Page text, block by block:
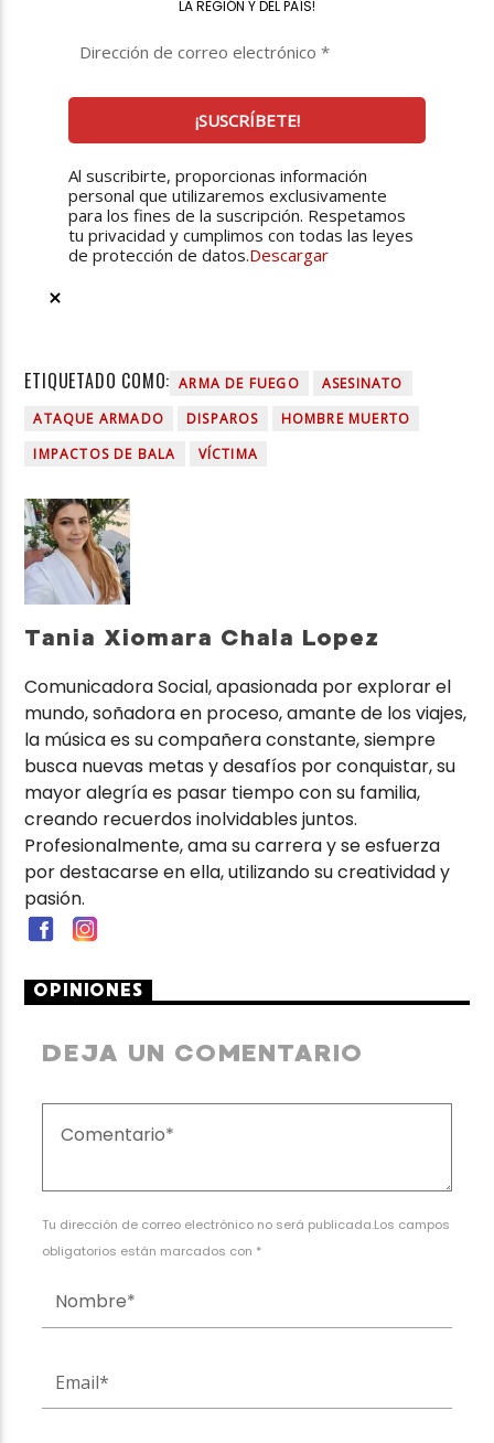
LA REGIÓN Y DEL PAÍS!
Al suscribirte, proporcionas información
personal que utilizaremos exclusivamente
para los fines de la suscripción. Respetamos
tu privacidad y cumplimos con todas las leyes
de protección de datos.Descargar
ETIQUETADO COMO: ARMA DE FUEGO
ASESINATO
ATAQUE ARMADO
DISPAROS
HOMBRE MUERTO
IMPACTOS DE BALA
VÍCTIMA
Tania Xiomara Chala Lopez
Comunicadora Social, apasionada por explorar el
mundo, soñadora en proceso, amante de los viajes,
la música es su compañera constante, siempre
busca nuevas metas y desafíos por conquistar, su
mayor alegría es pasar tiempo con su familia,
creando recuerdos inolvidables juntos.
Profesionalmente, ama su carrera y se esfuerza
por destacarse en ella, utilizando su creatividad y
pasión.
OPINIONES
DEJA UN COMENTARIO
Tu dirección de correo electrónico no será publicada.Los campos
obligatorios están marcados con *